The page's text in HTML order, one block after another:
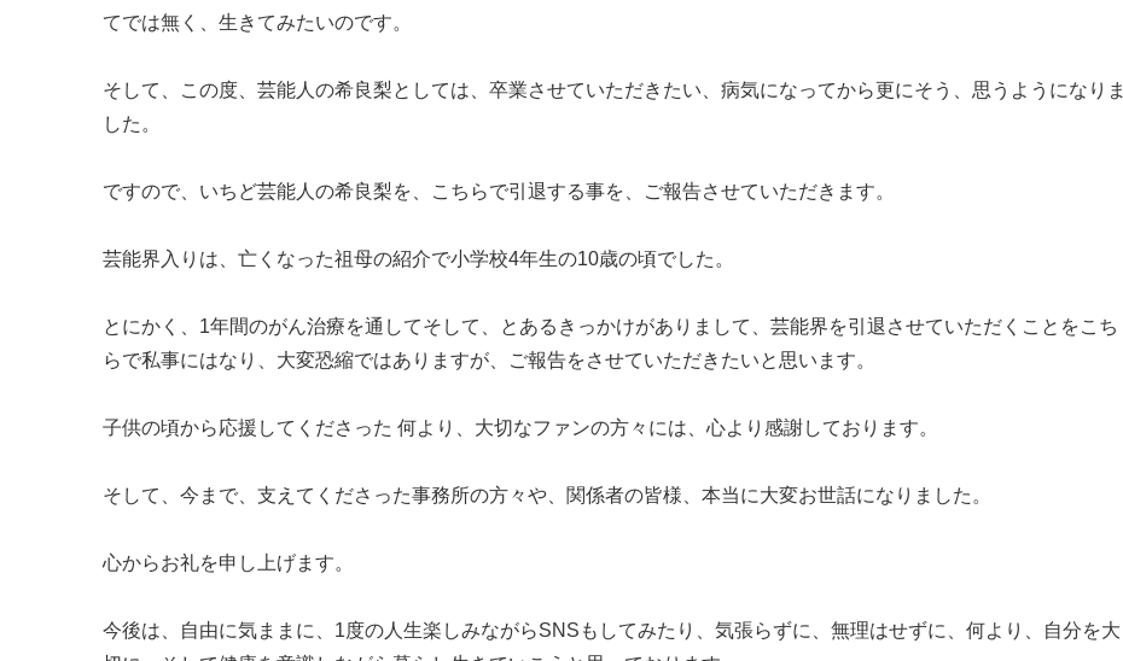
てでは無く、生きてみたいのです。
そして、この度、芸能人の希良梨としては、卒業させていただきたい、病気になってから更にそう、思うようになりま
した。
ですので、いちど芸能人の希良梨を、こちらで引退する事を、ご報告させていただきます。
芸能界入りは、亡くなった祖母の紹介で小学校4年生の10歳の頃でした。
とにかく、1年間のがん治療を通してそして、とあるきっかけがありまして、芸能界を引退させていただくことをこち
らで私事にはなり、大変恐縮ではありますが、ご報告をさせていただきたいと思います。
子供の頃から応援してくださった 何より、大切なファンの方々には、心より感謝しております。
そして、今まで、支えてくださった事務所の方々や、関係者の皆様、本当に大変お世話になりました。
心からお礼を申し上げます。
今後は、自由に気ままに、1度の人生楽しみながらSNSもしてみたり、気張らずに、無理はせずに、何より、自分を大